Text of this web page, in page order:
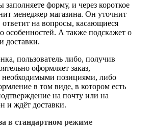
заполняете форму, и через короткое
менеджер магазина. Он уточнит
ответит на вопросы, касающиеся
особенностей. А также подскажет о
доставки.
пользователь либо, получив
оформляет заказ,
необходимыми позициями, либо
в том виде, в котором есть
на почту или на
и ждёт доставки.
в стандартном режиме